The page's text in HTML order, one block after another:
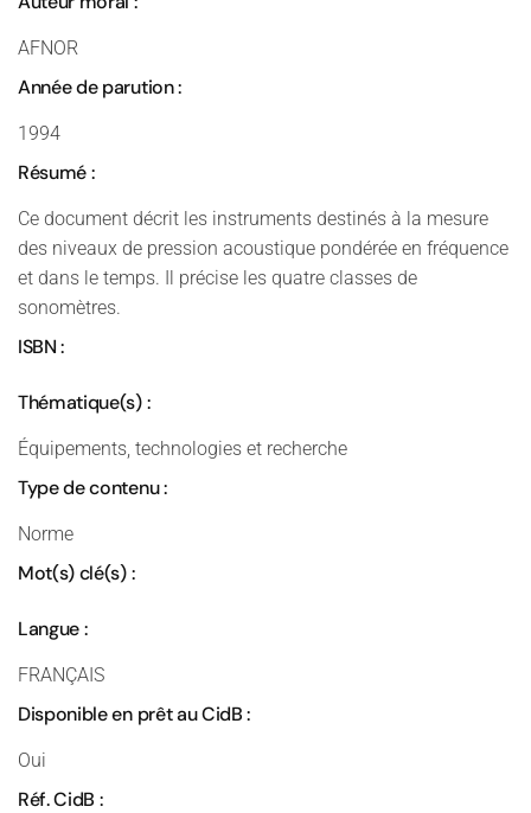
AFNOR
Année de parution :
1994
Résumé :
Ce document décrit les instruments destinés à la mesure
des niveaux de pression acoustique pondérée en fréquence
et dans le temps. Il précise les quatre classes de
sonomètres.
ISBN :
Thématique(s) :
Équipements, technologies et recherche
Type de contenu :
Norme
Mot(s) clé(s) :
Langue :
FRANÇAIS
Disponible en prêt au CidB :
Oui
Réf. CidB :